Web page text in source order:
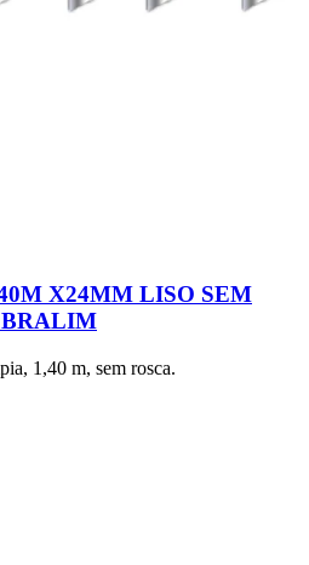
X24MM LISO SEM
BRALIM
1,40 m, sem rosca.